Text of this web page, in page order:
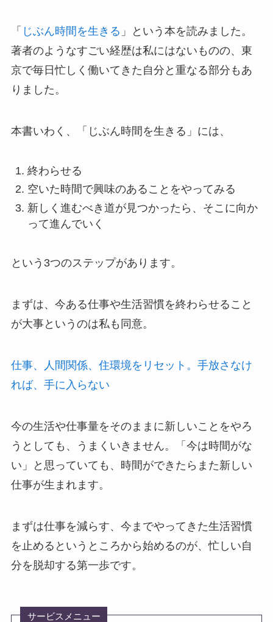
「 じぶん時間を生きる 」という本を読みました。
著者のようなすごい経歴は私にはないものの、東
京で毎日忙しく働いてきた自分と重なる部分もあ
りました。
本書いわく、「じぶん時間を生きる」には、
終わらせる
空いた時間で興味のあることをやってみる
新しく進むべき道が見つかったら、そこに向か
って進んでいく
という3つのステップがあります。
まずは、今ある仕事や生活習慣を終わらせること
が大事というのは私も同意。
仕事、人間関係、住環境をリセット。手放さなけ
れば、手に入らない
今の生活や仕事量をそのままに新しいことをやろ
うとしても、うまくいきません。「今は時間がな
い」と思っていても、時間ができたらまた新しい
仕事が生まれます。
まずは仕事を減らす、今までやってきた生活習慣
を止めるというところから始めるのが、忙しい自
分を脱却する第一歩です。
サービスメニュー